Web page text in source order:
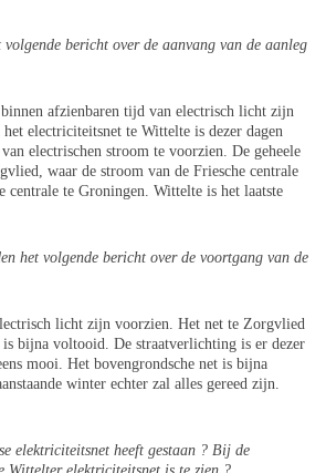
bericht over de aanvang van de aanleg
afzienbaren tijd van electrisch licht zijn
electriciteitsnet te Wittelte is dezer dagen
electrischen stroom te voorzien. De geheele
waar de stroom van de Friesche centrale
te Groningen. Wittelte is het laatste
het volgende bericht over de voortgang van de
licht zijn voorzien. Het net te Zorgvlied
bijna voltooid. De straatverlichting is er dezer
mooi. Het bovengrondsche net is bijna
winter echter zal alles gereed zijn.
elektriciteitsnet heeft gestaan ? Bij de